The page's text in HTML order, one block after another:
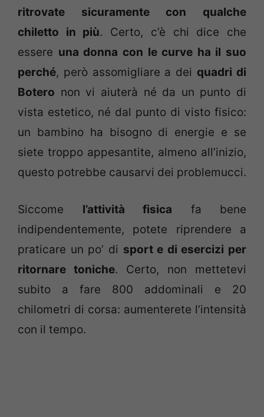
ritrovate sicuramente con qualche
chiletto in più. Certo, c’è chi dice che
essere una donna con le curve ha il suo
perché, però assomigliare a dei quadri di
Botero non vi aiuterà né da un punto di
vista estetico, né dal punto di visto fisico:
un bambino ha bisogno di energie e se
siete troppo appesantite, almeno all’inizio,
questo potrebbe causarvi dei problemucci.
Siccome l’attività fisica fa bene
indipendentemente, potete riprendere a
praticare un po’ di sport e di esercizi per
ritornare toniche. Certo, non mettetevi
subito a fare 800 addominali e 20
chilometri di corsa: aumenterete l’intensità
con il tempo.